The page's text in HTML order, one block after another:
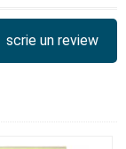
scrie un review